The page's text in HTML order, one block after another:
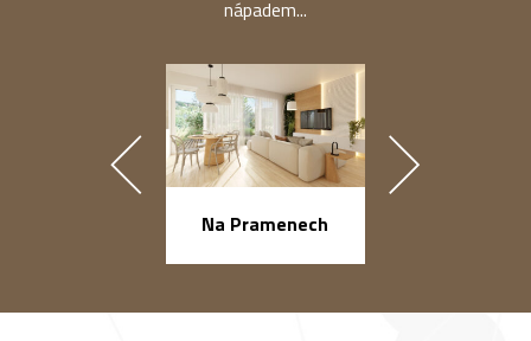
nápadem...
Na Pramenech